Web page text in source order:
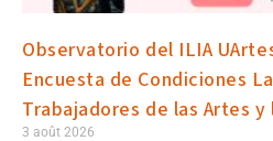
Observatorio del ILIA
Encuesta de Condiciones
Trabajadores de las Artes y
3 août 2026